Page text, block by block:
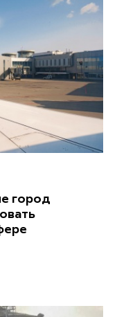
город